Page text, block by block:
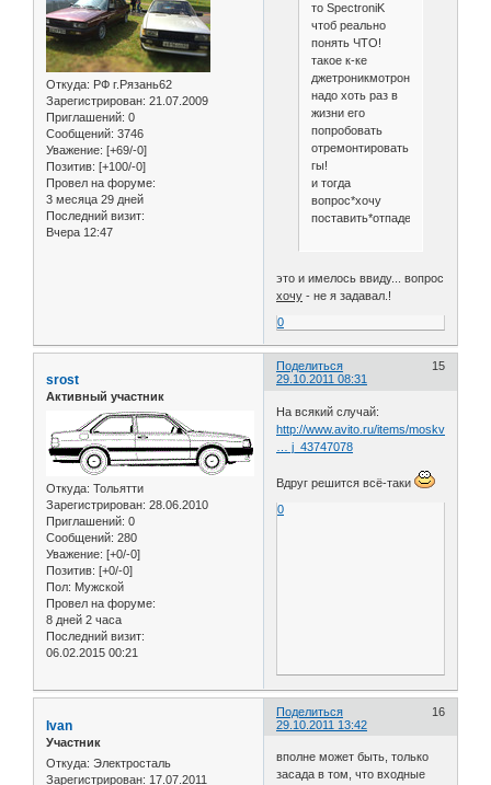
Откуда: РФ г.Рязань62
Зарегистрирован: 21.07.2009
Приглашений: 0
Сообщений: 3746
Уважение: [+69/-0]
Позитив: [+100/-0]
Провел на форуме:
3 месяца 29 дней
Последний визит:
Вчера 12:47
то SpectroniK
чтоб реально
понять ЧТО!
такое к-ке
джетроникмотроник
надо хоть раз в
жизни его
попробовать
отремонтировать!
гы!
и тогда
вопрос*хочу
поставить*отпадет....
это и имелось ввиду... вопрос
хочу - не я задавал.!
0
Поделиться
15
29.10.2011 08:31
srost
Активный участник
Откуда: Тольятти
Зарегистрирован: 28.06.2010
Приглашений: 0
Сообщений: 280
Уважение: [+0/-0]
Позитив: [+0/-0]
Пол: Мужской
Провел на форуме:
8 дней 2 часа
Последний визит:
06.02.2015 00:21
На всякий случай:
http://www.avito.ru/items/
… j_43747078
Вдруг решится всё-таки
0
Поделиться
16
29.10.2011 13:42
Ivan
Участник
Откуда: Электросталь
Зарегистрирован: 17.07.2011
вполне может быть, только
засада в том, что входные